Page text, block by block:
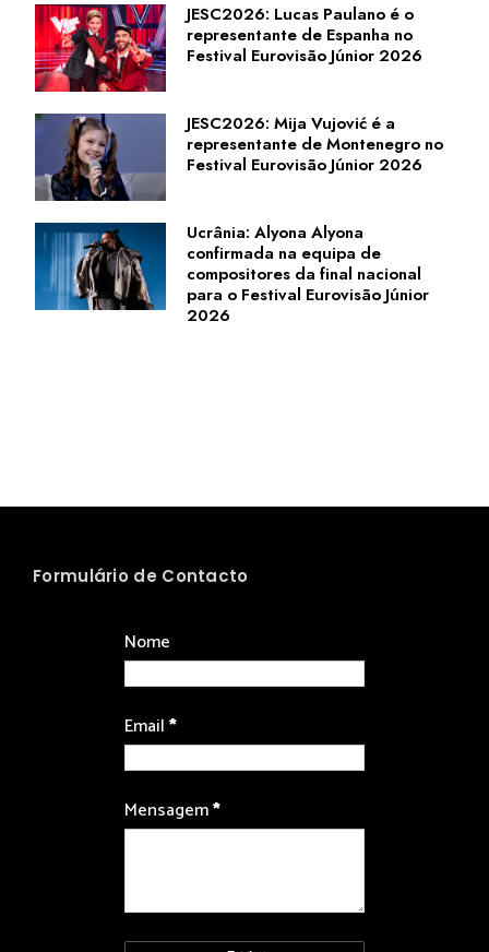
JESC2026: Lucas Paulano é o
representante de Espanha no
Festival Eurovisão Júnior 2026
JESC2026: Mija Vujović é a
representante de Montenegro no
Festival Eurovisão Júnior 2026
Ucrânia: Alyona Alyona
confirmada na equipa de
compositores da final nacional
para o Festival Eurovisão Júnior
2026
Formulário de Contacto
Nome
Email*
Mensagem*